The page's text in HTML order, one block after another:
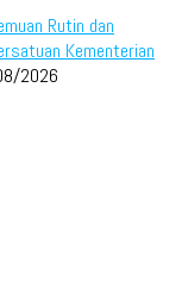
Rutin dan
Kementerian
2026